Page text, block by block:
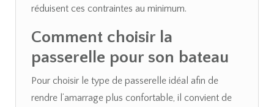
réduisent ces contraintes au minimum.
Comment choisir la
passerelle pour son bateau
Pour choisir le type de passerelle idéal afin de
rendre l’amarrage plus confortable, il convient de